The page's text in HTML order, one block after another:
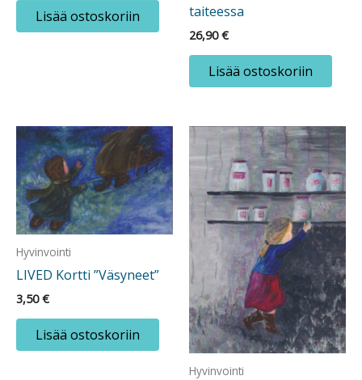
Lisää ostoskoriin
taiteessa
26,90€
Lisää ostoskoriin
Hyvinvointi
LIVED Kortti ”Väsyneet”
3,50€
Lisää ostoskoriin
Hyvinvointi